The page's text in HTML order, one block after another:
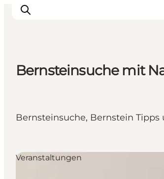
Unsere Städte
Essen & Übernachtung
Plane deine Reise
Bernsteinsuche mit
Bernsteinsuche, Bernstein
Veranstaltungen